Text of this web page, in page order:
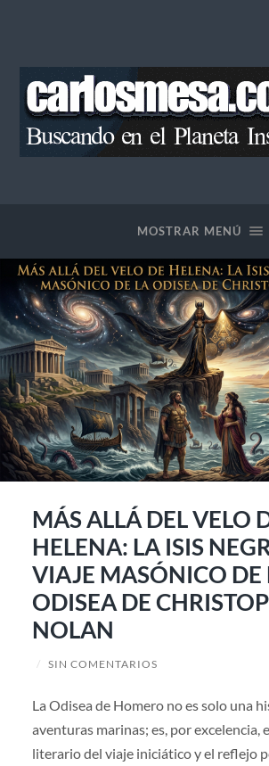
MOSTRAR MENÚ
MÁS ALLÁ DEL VELO
HELENA: LA ISIS
VIAJE MASÓNICO DE
ODISEA DE
NOLAN
/ SIN COMENTARIOS
La Odisea de Homero no es solo una
aventuras marinas; es, por excelencia,
literario del viaje iniciático y el reflejo